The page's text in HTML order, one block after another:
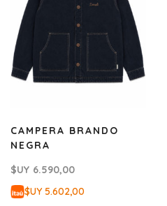
CAMPERA BRANDO
NEGRA
$UY 6.590,00
$UY 5.602,00